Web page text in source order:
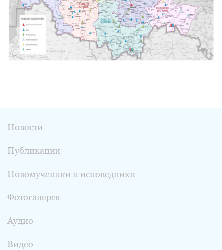
Новости
Публикации
Новомученики и исповедники
Фотогалерея
Аудио
Видео